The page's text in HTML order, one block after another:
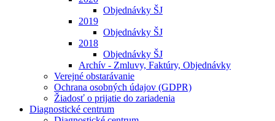
Objednávky ŠJ
2019
Objednávky ŠJ
2018
Objednávky ŠJ
Archív - Zmluvy, Faktúry, Objednávky
Verejné obstarávanie
Ochrana osobných údajov (GDPR)
Žiadosť o prijatie do zariadenia
Diagnostické centrum